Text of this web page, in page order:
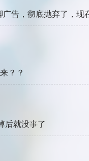
告，彻底抛弃了，现
？？
后就没事了